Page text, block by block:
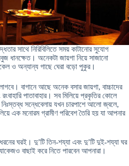
সাথে নিরিবিলিতে সময় কাটানোর সুযোগ
ধানক্ষেত। অনেকটা জায়গা নিয়ে সাজানো
ও অন্যান্য গাছে ঘেরা বড়ো পুকুর।
বাগানে আছে অনেক বসার জায়গা, বাচ্চাদের
পাতাবাহার। সব মিলিয়ে প্রকৃতির কোলে
সন্ধেবেলায় যখন চারপাশে আলো জ্বলে,
এক মনোরম গ্রামীণ পরিবেশ তৈরি হয় যা আপনার
ঘরই। দু’টি তিন-শয্যা এবং দু’টি দুই-শয্যা ঘর
বাছাই করে নিতে পারবেন আপনারা।